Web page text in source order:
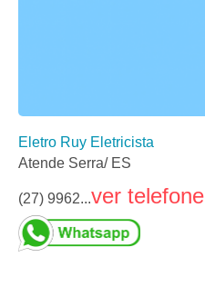
Eletro Ruy Eletricista
Atende Serra/ ES
(27) 9962...ver telefone